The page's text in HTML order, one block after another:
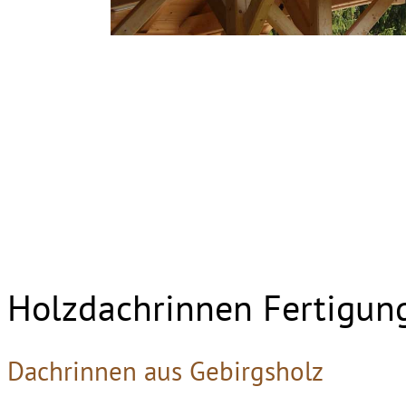
Holzdachrinnen
Dachrinnen aus Gebirgsholz